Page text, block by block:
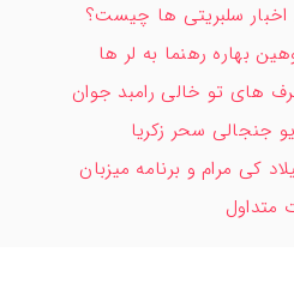
اخبار سلبریتی ها چیست؟
بهاره رهنما به لر ها
های تو خالی رامبد جوان
جنجالی سحر زکریا
کی مرام و برنامه میزبان
متداول